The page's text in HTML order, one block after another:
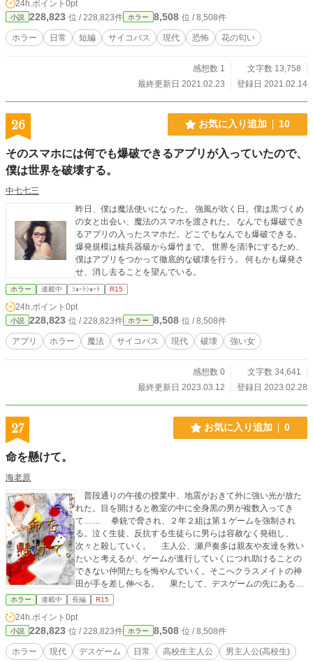
24h.ポイント 0pt
小説 228,823 位 / 228,823件 ホラー 8,508 位 / 8,508件
ホラー 日常 短編 サイコパス 現代 恐怖 花の匂い
感想数 1
文字数 13,758
最終更新日 2021.02.23
登録日 2021.02.14
26 お気に入り追加 10
そのスマホには何でも爆破できるアプリが入っていたので、
僕は世界を破壊する。
中七七三
昨日、僕は魔法使いになった。 強風が吹く日。僕は黒づくめ
の女と出会い、魔法のスマホを渡された。 なんでも爆破でき
るアプリの入ったスマホだ。どこでもなんでも爆破できる。
爆発規模は核兵器級から爆竹まで。 世界を清浄にするため、
僕はアプリをつかって徹底的な破壊を行う。 何もかも爆発さ
せ、消し去ることを望んでいる。
ホラー 連載中 ｼｮｰﾄｼｮｰﾄ R15
24h.ポイント 0pt
小説 228,823 位 / 228,823件 ホラー 8,508 位 / 8,508件
アプリ ホラー 魔法 サイコパス 現代 破壊 強い女
感想数 0
文字数 34,641
最終更新日 2023.03.12
登録日 2023.02.28
27 お気に入り追加 0
命を懸けて。
海老原
普段通りの午後の授業中、地震がおきて外に強い光が放た
れた。目を開けると教室の中に全身黒の男が複数入ってき
て…… 拳銃で脅され、２年２組は第１ゲームを強制され
る。泣く生徒、反抗する生徒らに男らは容赦なく発砲し、
次々と殺していく。 主人公、瀬戸奏多は親友や友達を救い
たいと考えるが、ゲームが進行していくにつれ助けることの
できない仲間たちを悔やんでいく。そこへクラスメイトの神
田が手を差し伸べる。 果たして、デスゲームの先にあるも
のとは。 小説家になろうにも連載してます！！
ホラー 連載中 長編 R15
24h.ポイント 0pt
小説 228,823 位 / 228,823件 ホラー 8,508 位 / 8,508件
ホラー 現代 デスゲーム 日常 高校生主人公 男主人公(高校生)